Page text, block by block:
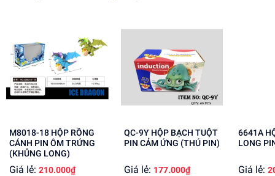
Lợi Ích Phát Triển
Kích thích tư duy sáng tạo, phát triển trí thông minh
Phát triển kỹ năng phối hợp, tư duy logic
Giúp trẻ tự tin, chủ động hơn
Mua ngay đồ chơi lắp ráp tạiDochoitinphat.com, chúng
thêm thông tin!
M8018-18 HỘP RỒNG
CÁNH PIN ÔM TRỨNG
(KHỦNG LONG)
Giá lẻ: 210.000₫
QC-9Y HỘP BẠCH TUỘT
PIN CẢM ỨNG (THÚ PIN)
Giá lẻ: 177.000₫
6641A HỘP KHỦNG
LONG
Giá lẻ: